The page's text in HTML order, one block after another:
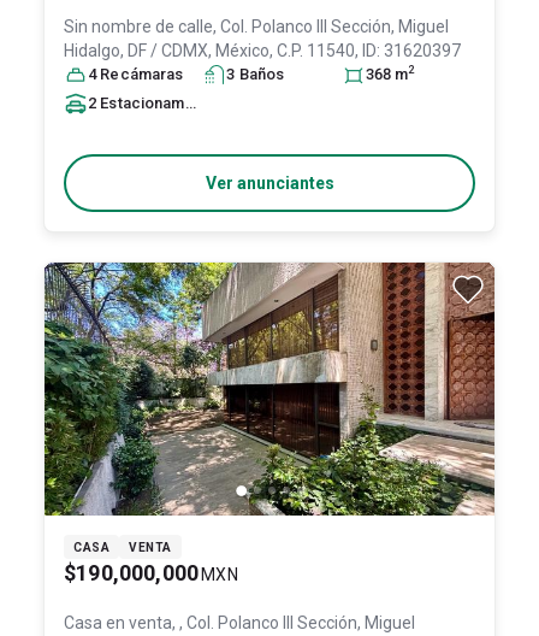
Sin nombre de calle, Col. Polanco III Sección, Miguel
Hidalgo, DF / CDMX, México, C.P. 11540, ID: 31620397
4 Recámaras 3 Baños 368 m2
2 Estacionamiento
Ver anunciantes
CASA VENTA
$190,000,000 MXN
Casa en venta, , Col. Polanco III Sección, Miguel